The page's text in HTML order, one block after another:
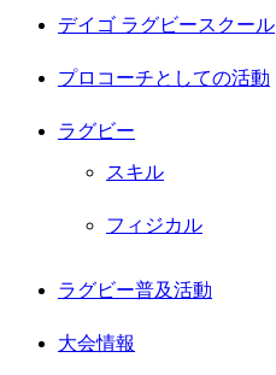
デイゴ ラグビースクール
プロコーチとしての活動
ラグビー
スキル
フィジカル
ラグビー普及活動
大会情報